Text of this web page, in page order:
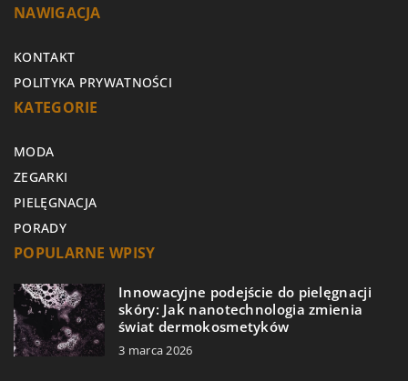
NAWIGACJA
KONTAKT
POLITYKA PRYWATNOŚCI
KATEGORIE
MODA
ZEGARKI
PIELĘGNACJA
PORADY
POPULARNE WPISY
Innowacyjne podejście do pielęgnacji
skóry: Jak nanotechnologia zmienia
świat dermokosmetyków
3 marca 2026